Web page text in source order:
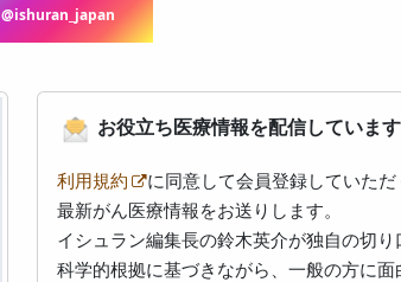
@ishuran_japan
お役立ち医療情報を配信しています
利用規約
に同意して会員登録していただ
最新がん医療情報をお送りします。
イシュラン編集長の鈴木英介が独自の切り
科学的根拠に基づきながら、一般の方に面